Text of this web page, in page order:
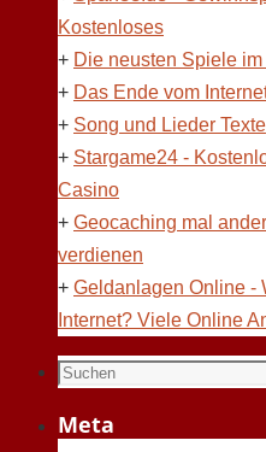
Kostenloses
+ Die neusten Spiele
+ Das Ende vom
+ Song und Lieder Texte
+ Stargame24 -
Casino
+ Geocaching mal
verdienen
+ Geldanlagen Online -
Internet? Viele Online
Suchen
Meta